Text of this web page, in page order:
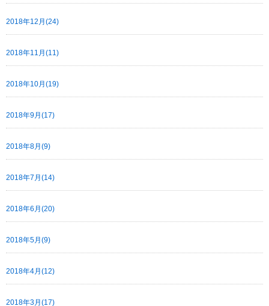
2018年12月(24)
2018年11月(11)
2018年10月(19)
2018年9月(17)
2018年8月(9)
2018年7月(14)
2018年6月(20)
2018年5月(9)
2018年4月(12)
2018年3月(17)